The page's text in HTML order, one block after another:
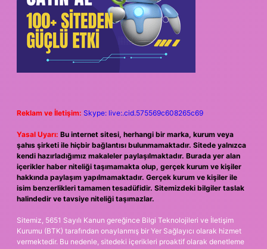
Reklam ve İletişim: Skype: live:.cid.575569c608265c69
Yasal Uyarı: Bu internet sitesi, herhangi bir marka, kurum veya
şahıs şirketi ile hiçbir bağlantısı bulunmamaktadır. Sitede yalnızca
kendi hazırladığımız makaleler paylaşılmaktadır. Burada yer alan
içerikler haber niteliği taşımamakta olup, gerçek kurum ve kişiler
hakkında paylaşım yapılmamaktadır. Gerçek kurum ve kişiler ile
isim benzerlikleri tamamen tesadüfidir. Sitemizdeki bilgiler taslak
halindedir ve tavsiye niteliği taşımazlar.
Sitemiz, 5651 Sayılı Kanun gereğince Bilgi Teknolojileri ve İletişim
Kurumu (BTK) tarafından onaylanmış bir Yer Sağlayıcı olarak hizmet
vermektedir. Bu nedenle, sitedeki içerikleri proaktif olarak denetleme